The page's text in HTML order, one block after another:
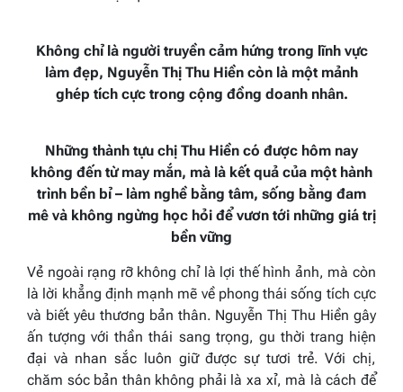
Không chỉ là người truyền cảm hứng trong lĩnh vực
làm đẹp, Nguyễn Thị Thu Hiền còn là một mảnh
ghép tích cực trong cộng đồng doanh nhân.
Những thành tựu chị Thu Hiền có được hôm nay
không đến từ may mắn, mà là kết quả của một hành
trình bền bỉ – làm nghề bằng tâm, sống bằng đam
mê và không ngừng học hỏi để vươn tới những giá trị
bền vững
Vẻ ngoài rạng rỡ không chỉ là lợi thế hình ảnh, mà còn
là lời khẳng định mạnh mẽ về phong thái sống tích cực
và biết yêu thương bản thân. Nguyễn Thị Thu Hiền gây
ấn tượng với thần thái sang trọng, gu thời trang hiện
đại và nhan sắc luôn giữ được sự tươi trẻ. Với chị,
chăm sóc bản thân không phải là xa xỉ, mà là cách để